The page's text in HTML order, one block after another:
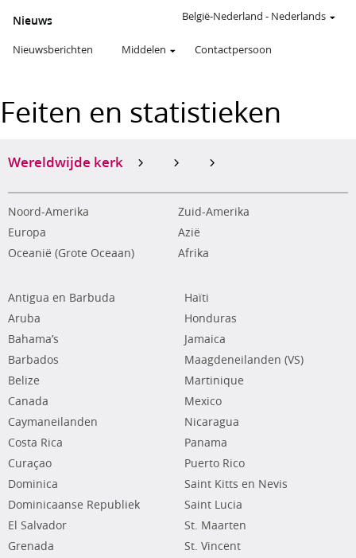
Nieuws
Nieuwsberichten Middelen Contactpersoon
België-Nederland - Nederlands
Feiten en statistieken
Wereldwijde kerk
Noord-Amerika
Zuid-Amerika
Europa
Azië
Oceanië (Grote Oceaan)
Afrika
Antigua en Barbuda
Aruba
Bahama’s
Barbados
Belize
Canada
Caymaneilanden
Costa Rica
Curaçao
Dominica
Dominicaanse Republiek
El Salvador
Grenada
Haïti
Honduras
Jamaica
Maagdeneilanden (VS)
Martinique
Mexico
Nicaragua
Panama
Puerto Rico
Saint Kitts en Nevis
Saint Lucia
St. Maarten
St. Vincent